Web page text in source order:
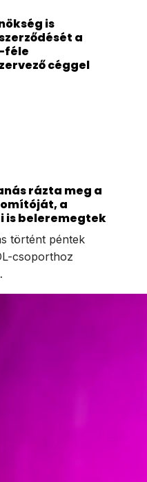
is
a
féle
céggel
rázta meg a
a
is beleremegtek
történt péntek
csoporthoz